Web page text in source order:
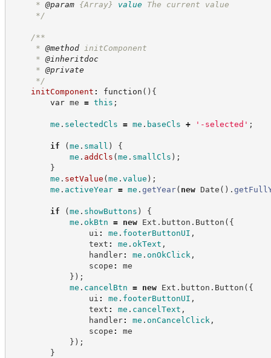
* @param {Array} value
The current value
*/
/**
* @method initComponent
* @inheritdoc
* @private
*/
initComponent : function ( ) {
var me = this ;
me . selectedCls = me . baseCls + ' -selected ' ;
if (me . small )
{
me . addCls (me . smallCls ) ;
}
me . setValue (me . value ) ;
me . activeYear = me . getYear( new Date ( ) .
if (me . showButtons )
{
me . okBtn = new Ext . button . Button ( {
ui : me . footerButtonUI ,
text : me . okText ,
handler: me . onOkClick ,
scope :
me
} ) ;
me . cancelBtn = new Ext . button . Button ( {
ui : me . footerButtonUI ,
text : me . cancelText ,
handler: me . onCancelClick ,
scope :
me
} ) ;
}